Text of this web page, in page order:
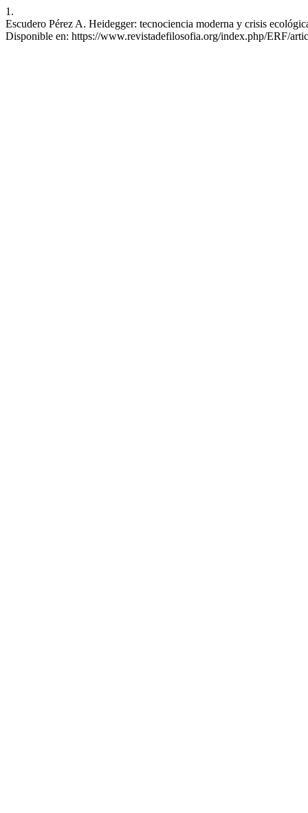
1.
Escudero Pérez A. Heidegger: tecnociencia moderna y crisis
Disponible en: https://www.revistadefilosofia.org/index.php/ERF/